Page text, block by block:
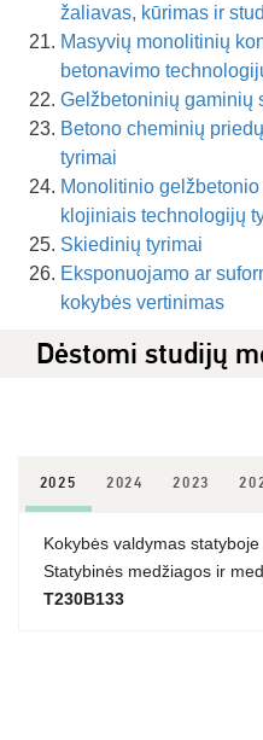
žaliavas, kūrimas ir
Masyvių monolitinių
betonavimo
Gelžbetoninių gaminių
Betono cheminių
tyrimai
Monolitinio
klojiniais technologijų
Skiedinių tyrimai
Eksponuojamo ar
kokybės vertinimas
Dėstomi studijų
2025 2024 2023
Kokybės valdymas statyboje
Statybinės medžiagos ir
T230B133